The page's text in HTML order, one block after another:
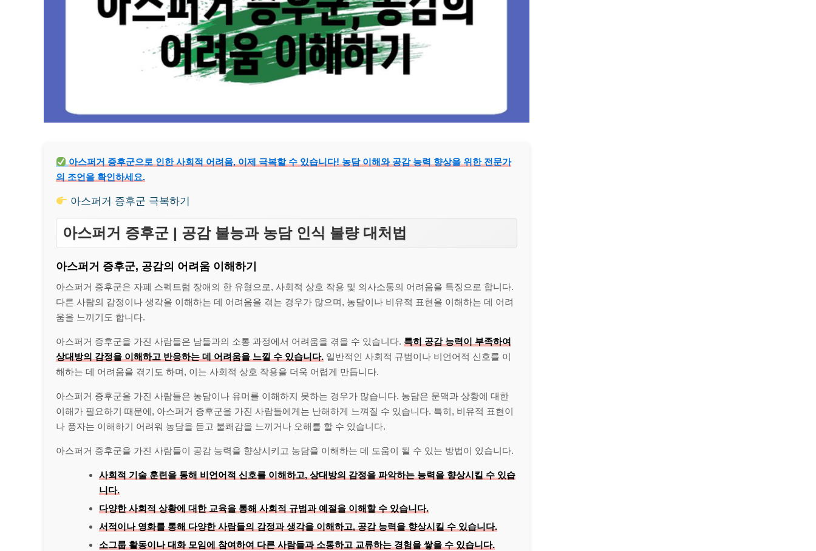
아스퍼거 증후군으로 인한 사회적 어려움, 이제 극복할 수 있습니다! 농담 이해와 공감 능력 향상을 위한 전문가
의 조언을 확인하세요.
아스퍼거 증후군 극복하기
아스퍼거 증후군 | 공감 불능과 농담 인식 불량 대처법
아스퍼거 증후군, 공감의 어려움 이해하기
아스퍼거 증후군은 자폐 스펙트럼 장애의 한 유형으로, 사회적 상호 작용 및 의사소통의 어려움을 특징으로 합니다.
다른 사람의 감정이나 생각을 이해하는 데 어려움을 겪는 경우가 많으며, 농담이나 비유적 표현을 이해하는 데 어려
움을 느끼기도 합니다.
아스퍼거 증후군을 가진 사람들은 남들과의 소통 과정에서 어려움을 겪을 수 있습니다. 특히 공감 능력이 부족하여
상대방의 감정을 이해하고 반응하는 데 어려움을 느낄 수 있습니다. 일반적인 사회적 규범이나 비언어적 신호를 이
해하는 데 어려움을 겪기도 하며, 이는 사회적 상호 작용을 더욱 어렵게 만듭니다.
아스퍼거 증후군을 가진 사람들은 농담이나 유머를 이해하지 못하는 경우가 많습니다. 농담은 문맥과 상황에 대한
이해가 필요하기 때문에, 아스퍼거 증후군을 가진 사람들에게는 난해하게 느껴질 수 있습니다. 특히, 비유적 표현이
나 풍자는 이해하기 어려워 농담을 듣고 불쾌감을 느끼거나 오해를 할 수 있습니다.
아스퍼거 증후군을 가진 사람들이 공감 능력을 향상시키고 농담을 이해하는 데 도움이 될 수 있는 방법이 있습니다.
사회적 기술 훈련을 통해 비언어적 신호를 이해하고, 상대방의 감정을 파악하는 능력을 향상시킬 수 있습
니다.
다양한 사회적 상황에 대한 교육을 통해 사회적 규범과 예절을 이해할 수 있습니다.
서적이나 영화를 통해 다양한 사람들의 감정과 생각을 이해하고, 공감 능력을 향상시킬 수 있습니다.
소그룹 활동이나 대화 모임에 참여하여 다른 사람들과 소통하고 교류하는 경험을 쌓을 수 있습니다.